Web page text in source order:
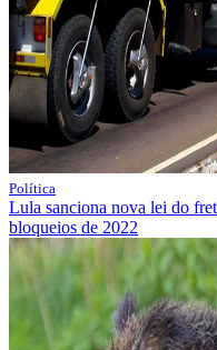
Política
Lula sanciona nova lei do
bloqueios de 2022